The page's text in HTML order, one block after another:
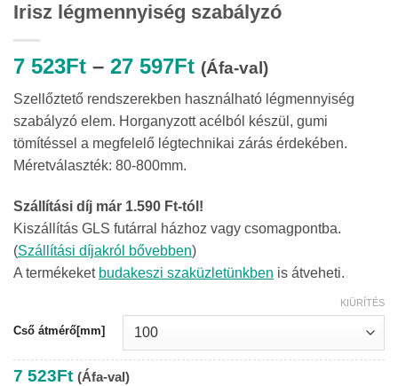
Irisz légmennyiség szabályzó
7 523Ft – 27 597FtÁrtartomány:
523Ft
-
27
(Áfa-val)
Szellőztető rendszerekben használható légmennyiség
szabályzó elem. Horganyzott acélból készül, gumi
tömítéssel a megfelelő légtechnikai zárás érdekében.
Méretválaszték: 80-800mm.
Szállítási díj már 1.590 Ft-tól!
Kiszállítás GLS futárral házhoz vagy csomagpontba.
(Szállítási díjakról bővebben)
A termékeket budakeszi szaküzletünkben is átveheti.
Cső átmérő[mm]
KIÜRÍTÉS
7 523Ft (Áfa-val)